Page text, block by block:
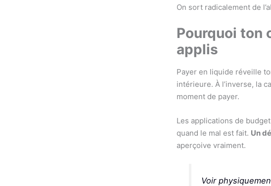
On sort radicalement de
Pourquoi ton
applis
Payer en liquide réveille
intérieure. À l’inverse, la
moment de payer.
Les applications de
quand le mal est fait. Un
aperçoive vraiment.
Voir